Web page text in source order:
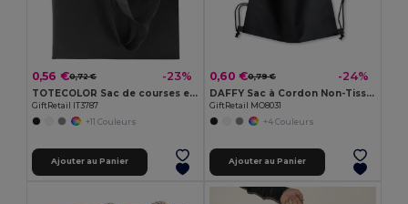
0,56 €0,72 € -23%
TOTECOLOR Sac de courses et de plage polyvalent réutilisable
GiftRetail IT3787
+11 Couleurs
Ajouter au Panier
0,60 €0,79 € -24%
DAFFY Sac à Cordon Non-Tissé 80g Pratique et Léger
GiftRetail MO8031
+4 Couleurs
Ajouter au Panier